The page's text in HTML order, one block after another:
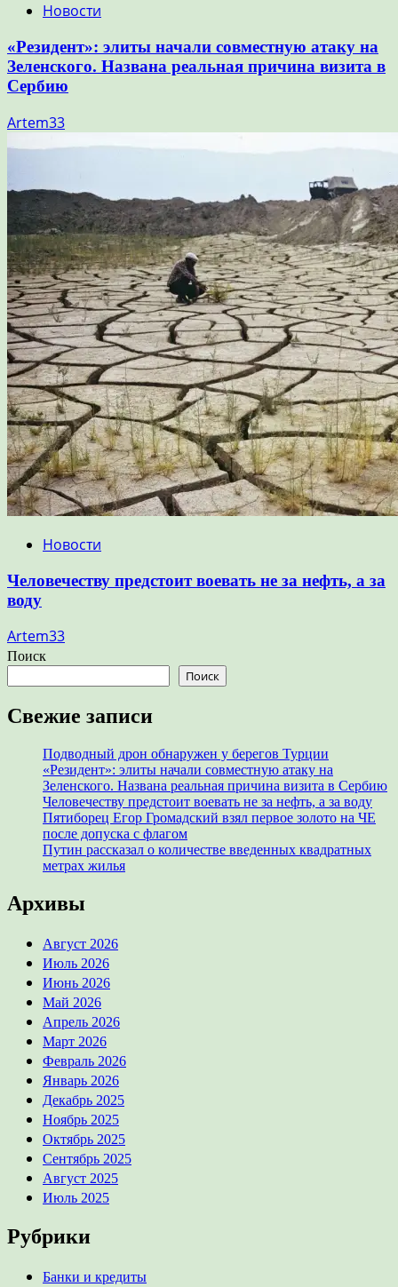
Новости
«Резидент»: элиты начали совместную атаку на
Зеленского. Названа реальная причина визита в
Сербию
Artem33
Новости
Человечеству предстоит воевать не за нефть, а за
воду
Artem33
Поиск
Поиск
Свежие записи
Подводный дрон обнаружен у берегов Турции
«Резидент»: элиты начали совместную атаку на
Зеленского. Названа реальная причина визита в Сербию
Человечеству предстоит воевать не за нефть, а за воду
Пятиборец Егор Громадский взял первое золото на ЧЕ
после допуска с флагом
Путин рассказал о количестве введенных квадратных
метрах жилья
Архивы
Август 2026
Июль 2026
Июнь 2026
Май 2026
Апрель 2026
Март 2026
Февраль 2026
Январь 2026
Декабрь 2025
Ноябрь 2025
Октябрь 2025
Сентябрь 2025
Август 2025
Июль 2025
Рубрики
Банки и кредиты